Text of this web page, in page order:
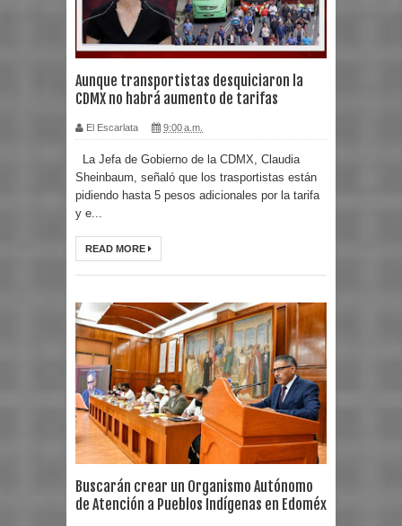
Aunque transportistas desquiciaron la
CDMX no habrá aumento de tarifas
El Escarlata 9:00 a.m.
La Jefa de Gobierno de la CDMX, Claudia
Sheinbaum, señaló que los trasportistas están
pidiendo hasta 5 pesos adicionales por la tarifa
y e...
READ MORE
Buscarán crear un Organismo Autónomo
de Atención a Pueblos Indígenas en Edoméx